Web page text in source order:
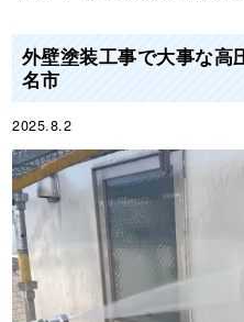
外壁塗装工事で大事な高
名市
2025.8.2